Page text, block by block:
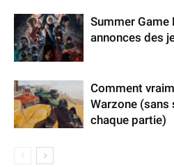
Summer Game
annonces des
Comment
Warzone (sans
chaque partie)